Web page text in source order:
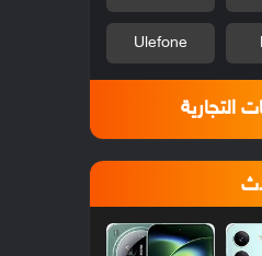
Ulefone
التجارية